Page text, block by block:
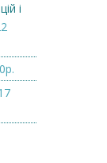
і